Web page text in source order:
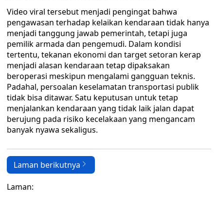
Video viral tersebut menjadi pengingat bahwa
pengawasan terhadap kelaikan kendaraan tidak hanya
menjadi tanggung jawab pemerintah, tetapi juga
pemilik armada dan pengemudi. Dalam kondisi
tertentu, tekanan ekonomi dan target setoran kerap
menjadi alasan kendaraan tetap dipaksakan
beroperasi meskipun mengalami gangguan teknis.
Padahal, persoalan keselamatan transportasi publik
tidak bisa ditawar. Satu keputusan untuk tetap
menjalankan kendaraan yang tidak laik jalan dapat
berujung pada risiko kecelakaan yang mengancam
banyak nyawa sekaligus.
Laman berikutnya
Laman: